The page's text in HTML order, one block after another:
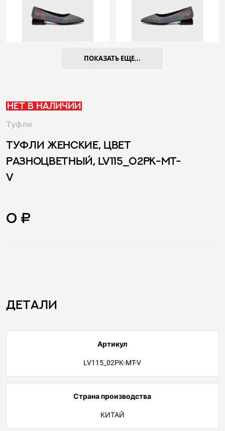
ПОКАЗАТЬ ЕЩЕ...
Нет в наличии
Туфли
ТУФЛИ ЖЕНСКИЕ, ЦВЕТ
РАЗНОЦВЕТНЫЙ, LV115_02PK-MT-
V
0 ₽
Детали
Артикул
LV115_02PK-MT-V
Страна производства
КИТАЙ